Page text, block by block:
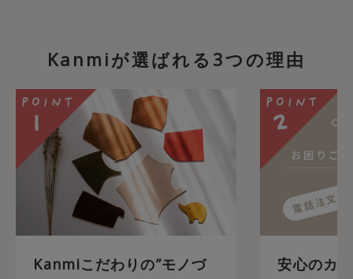
Kanmiが選ばれる3つの理由
Kanmiこだわりの”モノづ
安心のカ